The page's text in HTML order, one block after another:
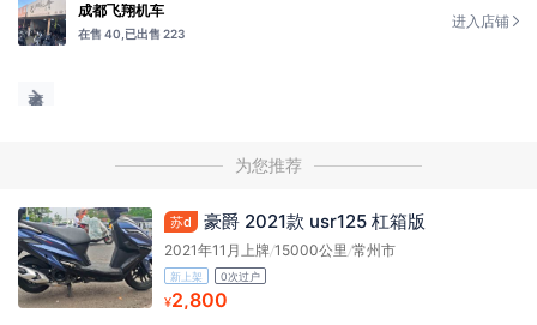
成都飞翔机车
在售 40,已出售 223
进入店铺
为您推荐
苏d 豪爵 2021款 usr125 杠箱版
2021年11月上牌/15000公里/常州市
新上架 0次过户
¥2,800